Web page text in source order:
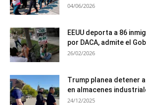
04/06/2026
EEUU deporta a 86
por DACA, admite el
26/02/2026
Trump planea detener
en almacenes
24/12/2025